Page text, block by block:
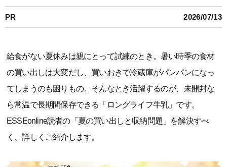
PR 2026/07/13
給食がない夏休みは親にとって試練のとき。暑い時季の食材
の買い出しは大変だし、買いおきで冷蔵庫がパンパンになっ
てしまうのも困りもの。そんなとき活躍するのが、未開封な
ら常温で長期間保存できる「ロングライフ牛乳」です。
ESSEonline読者の「夏の買い出しと収納問題」を解決すべ
く、詳しくご紹介します。